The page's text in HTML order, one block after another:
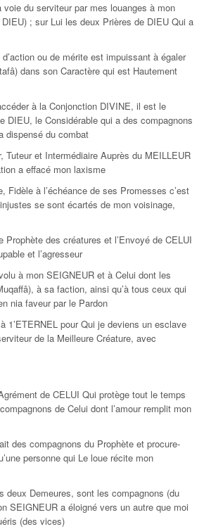
du serviteur par mes louanges à mon
; sur Lui les deux Prières de DIEU Qui a
ou de mérite est impuissant à égaler
dans son Caractère qui est Hautement
à la Conjonction DIVINE, il est le
DIEU, le Considérable qui a des compagnons
dispensé du combat
Tuteur et Intermédiaire Auprès du MEILLEUR
a effacé mon laxisme
Fidèle à l’échéance de ses Promesses c’est
se sont écartés de mon voisinage,
Prophète des créatures et l’Envoyé de CELUI
et l’agresseur
à mon SEIGNEUR et à Celui dont les
à sa faction, ainsi qu’à tous ceux qui
nia faveur par le Pardon
1’ETERNEL pour Qui je deviens un esclave
de la Meilleure Créature, avec
de CELUI Qui protège tout le temps
de Celui dont l’amour remplit mon
des compagnons du Prophète et procure-
personne qui Le loue récite mon
deux Demeures, sont les compagnons (du
SEIGNEUR a éloigné vers un autre que moi
(des vices)